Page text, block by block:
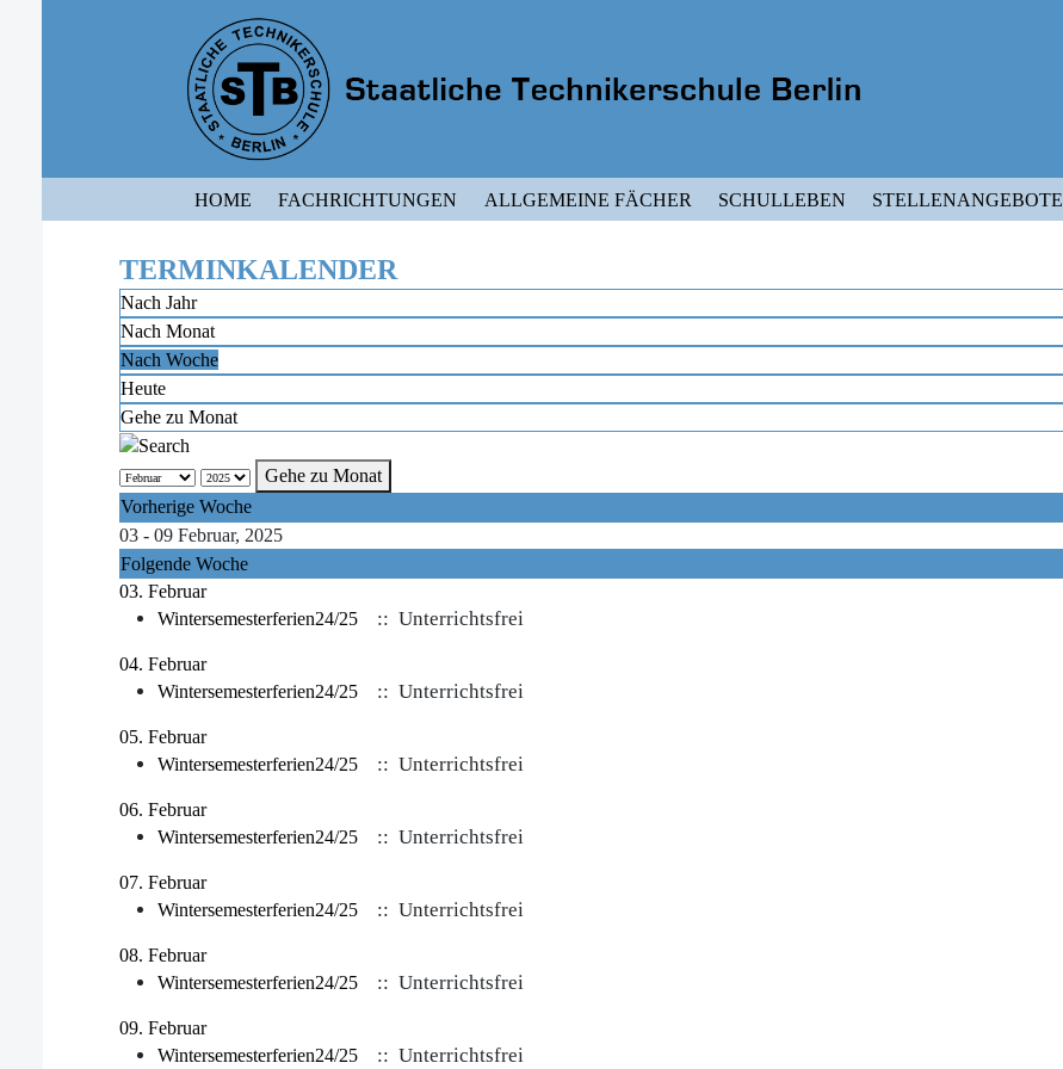
HOME FACHRICHTUNGEN ALLGEMEINE FÄCHER SCHULLEBEN STELLENANGEBOTE
TERMINKALENDER
Nach Jahr
Nach Monat
Nach Woche
Heute
Gehe zu Monat
Gehe zu Monat
Vorherige Woche
03 - 09 Februar, 2025
Folgende Woche
03. Februar
Wintersemesterferien24/25
:: Unterrichtsfrei
04. Februar
Wintersemesterferien24/25
:: Unterrichtsfrei
05. Februar
Wintersemesterferien24/25
:: Unterrichtsfrei
06. Februar
Wintersemesterferien24/25
:: Unterrichtsfrei
07. Februar
Wintersemesterferien24/25
:: Unterrichtsfrei
08. Februar
Wintersemesterferien24/25
:: Unterrichtsfrei
09. Februar
Wintersemesterferien24/25
:: Unterrichtsfrei